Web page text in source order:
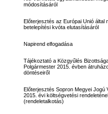
módosításáról
Előterjesztés az Európai Unió által
betelepítési kvóta elutasításáról
Napirend elfogadása
Tájékoztató a Közgyűlés
Polgármester 2015. évben
döntéseiről
Előterjesztés Sopron Megyei Jogú
2015. évi költségvetési
(rendeletalkotás)